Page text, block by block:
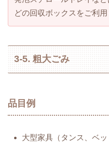
どの回収ボックスをご利用
3-5. 粗大ごみ
品目例
大型家具（タンス、ベッ